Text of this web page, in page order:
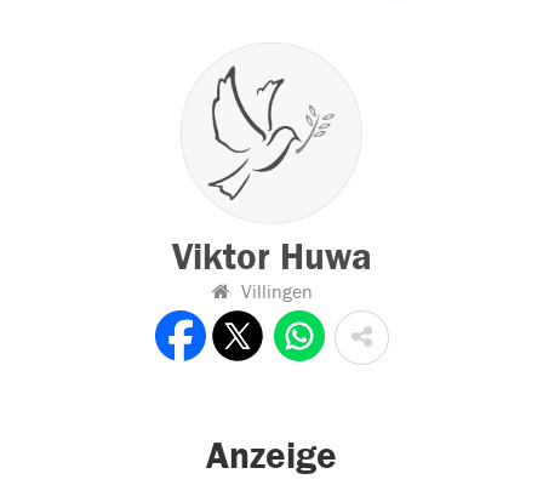
Viktor Huwa
Villingen
Anzeige